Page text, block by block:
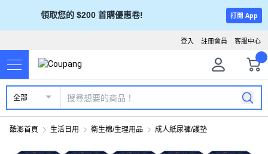
領取您的 $200 首購優惠卷! 打開 App
客服中心
註冊會員
登入
全部
酷澎首頁 生活日用 衛生棉/生理用品 成人紙尿褲/護墊